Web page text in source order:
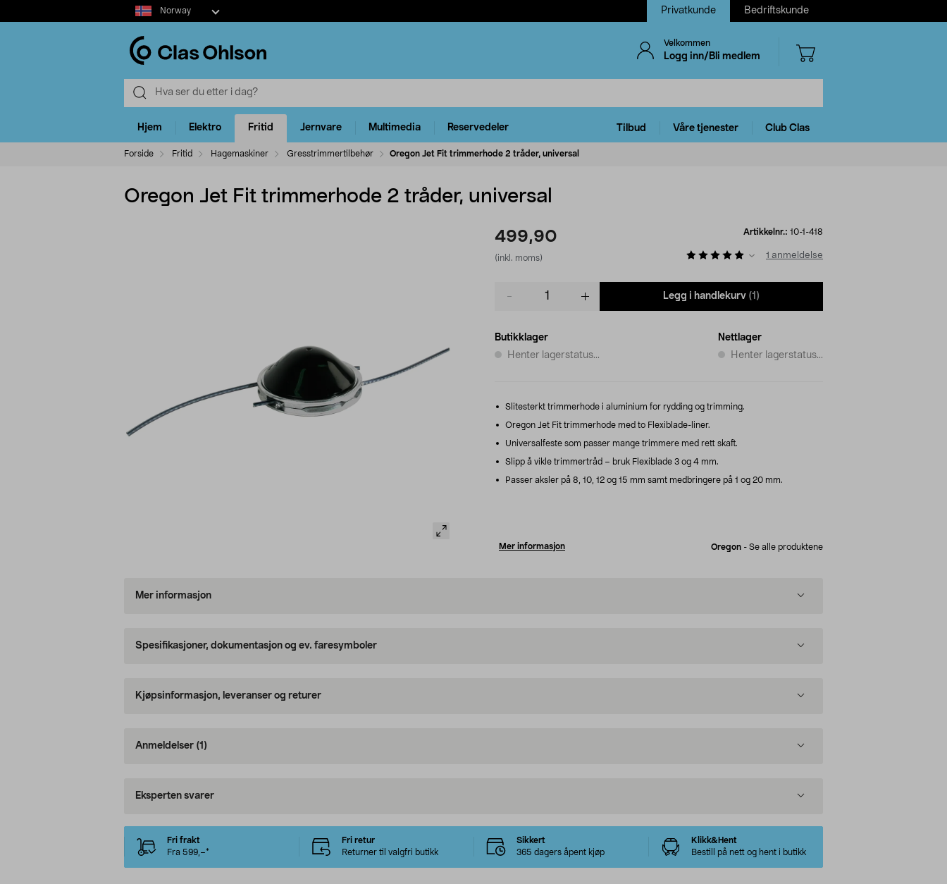
Select
market
Norway Privatkunde Bedriftskunde
Velkommen
Logg inn/Bli medlem
Hjem Elektro Fritid Jernvare Multimedia Reservedeler Tilbud Våre tjenester Club Clas
Forside Fritid Hagemaskiner Gresstrimmertilbehør Oregon Jet Fit trimmerhode 2 tråder, universal
Oregon Jet Fit trimmerhode 2 tråder, universal
499,90
(inkl. moms)
Artikkelnr.: 10-1-418
1 anmeldelse
Legg i handlekurv (1)
Butikklager
Henter lagerstatus...
Nettlager
Henter lagerstatus...
Slitesterkt trimmerhode i aluminium for rydding og trimming.
Oregon Jet Fit trimmerhode med to Flexiblade-liner.
Universalfeste som passer mange trimmere med rett skaft.
Slipp å vikle trimmertråd – bruk Flexiblade 3 og 4 mm.
Passer aksler på 8, 10, 12 og 15 mm samt medbringere på 1 og 20 mm.
Mer informasjon Oregon - Se alle produktene
Mer informasjon
Spesifikasjoner, dokumentasjon og ev. faresymboler
Kjøpsinformasjon, leveranser og returer
Anmeldelser (1)
Eksperten svarer
Fri frakt
Fra 599,–*
Fri retur
Returner til valgfri butikk
Sikkert
365 dagers åpent kjøp
Klikk&Hent
Bestill på nett og hent i butikk